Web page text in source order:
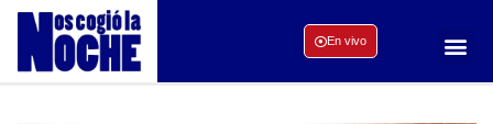
En vivo